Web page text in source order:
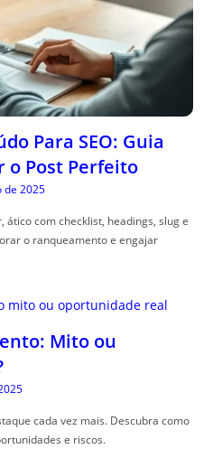
Para SEO: Guia
o Post Perfeito
de 2025
com checklist, headings, slug e
o ranqueamento e engajar
Mito ou
cada vez mais. Descubra como
e riscos.